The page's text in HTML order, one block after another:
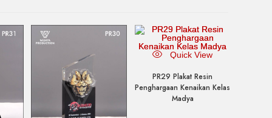
Quick View
PR29 Plakat Resin
Penghargaan Kenaikan Kelas
Madya